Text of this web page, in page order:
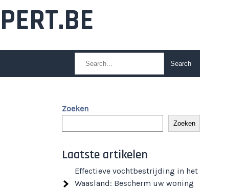
Zoeken
Zoeken
Laatste artikelen
Effectieve vochtbestrijding in het
Waasland: Bescherm uw woning